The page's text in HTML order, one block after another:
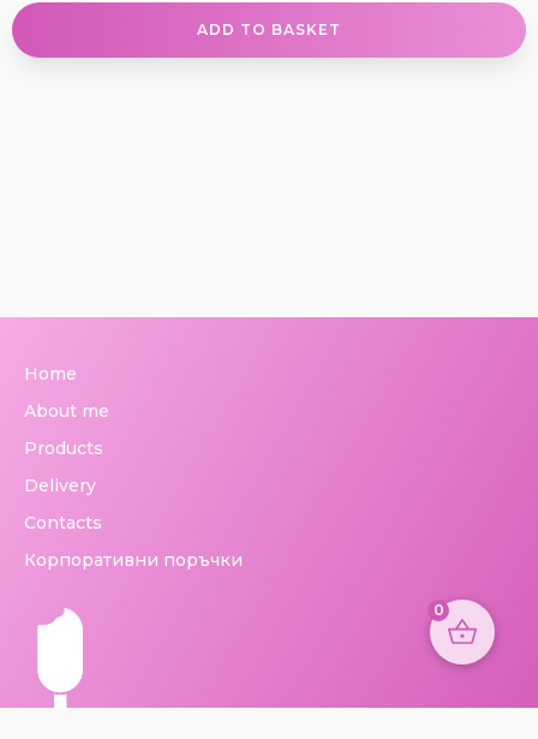
ADD TO BASKET
Home
About me
Products
Delivery
Contacts
Корпоративни поръчки
0